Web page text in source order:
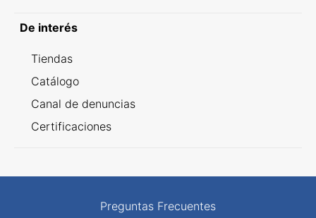
De interés
Tiendas
Catálogo
Canal de denuncias
Certificaciones
Preguntas Frecuentes